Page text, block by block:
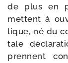
de plus en
mettent à
lique, né du
tale
prennent